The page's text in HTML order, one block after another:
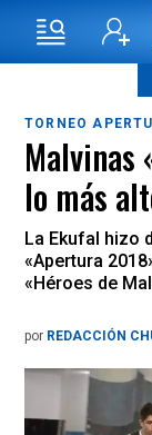
TORNEO
Malvinas
lo más
La Ekufal hizo
«Apertura
«Héroes de
por REDACCIÓN